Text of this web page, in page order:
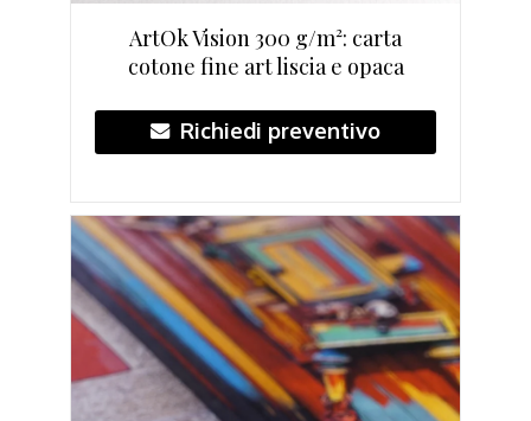
ArtOk Vision 300 g/m²: carta
cotone fine art liscia e opaca
Richiedi preventivo